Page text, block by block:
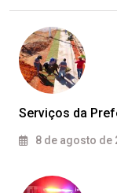
Serviços da
8 de agosto de